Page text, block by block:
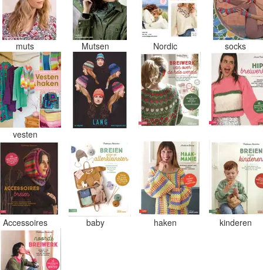
muts Mutsen Nordic socks
vesten
Accessoires baby haken kinderen